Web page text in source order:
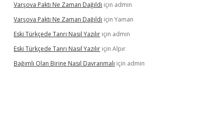
Varşova Paktı Ne Zaman Dağıldı için admin
Varşova Paktı Ne Zaman Dağıldı için Yaman
Eski Türkçede Tanrı Nasıl Yazılır için admin
Eski Türkçede Tanrı Nasıl Yazılır için Alpır
Bağımlı Olan Birine Nasıl Davranmalı için admin